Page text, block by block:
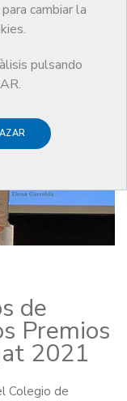
cambiar la
pulsando
de
Premios
2021
Colegio de